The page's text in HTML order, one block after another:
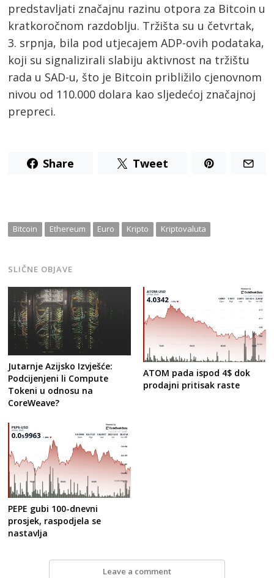
predstavljati značajnu razinu otpora za Bitcoin u
kratkoročnom razdoblju. Tržišta su u četvrtak,
3. srpnja, bila pod utjecajem ADP-ovih podataka,
koji su signalizirali slabiju aktivnost na tržištu
rada u SAD-u, što je Bitcoin približilo cjenovnom
nivou od 110.000 dolara kao sljedećoj značajnoj
prepreci.
Share Tweet
Bitcoin Ethereum Euro Kripto Kriptovaluta
SLIČNE OBJAVE
Jutarnje Azijsko Izvješće:
Podcijenjeni li Compute
Tokeni u odnosu na
CoreWeave?
ATOM pada ispod 4$ dok
prodajni pritisak raste
PEPE gubi 100-dnevni
prosjek, raspodjela se
nastavlja
Leave a comment
Post